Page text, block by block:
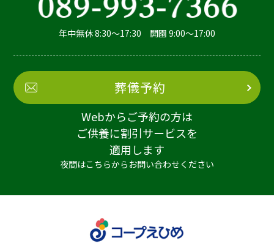
年中無休 8:30～17:30 開園 9:00～17:00
葬儀予約
Webからご予約の方は
ご供養に割引サービスを
適用します
夜間はこちらからお問い合わせください